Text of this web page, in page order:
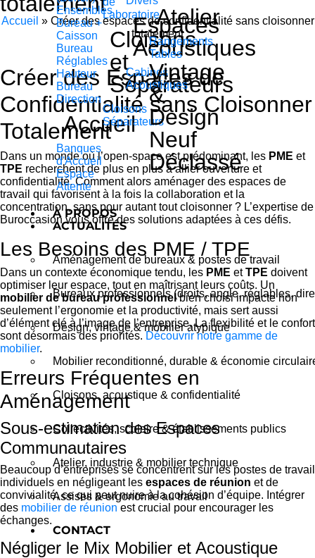
Ensembles
Bureau +
Caisson
Bureau
Réglables
Hauteur
Bureau
Direction
Accueil
Banques
d'Accueil
Espace
Attente
Laboratoire
Cloisons
et
Séparateurs
Cloisons
Séparateurs
Espaces
Acoustiques
Cabines
Acoustiques
Atelier
Rangements
Tables
Vintage
&
Design
Neuf
Déclassé
À PROPOS
ACTUALITÉS
Aménagement de bureaux & postes de travail
Bureaux professionnels (droits, angle, réglables,
Design, vintage & mobilier atypique
Mobilier reconditionné, durable & économie
Cloisons, acoustique & confidentialité
Collectivités, scolaire & établissements publics
Atelier, industrie & mobilier technique
Assises & ergonomie au travail
CONTACT
Accueil » Créer des espaces de confidentialité sans cloisonner
totalement
Créer des Espaces de
Confidentialité sans Cloisonner
Totalement
Dans un monde où l’open-space est prédominant, les PME et
TPE recherchent de plus en plus à allier ouverture et
confidentialité. Comment alors aménager des espaces de
travail qui favorisent à la fois la collaboration et la
concentration, sans pour autant tout cloisonner ? L’expertise de
Buroccasion vous offre des solutions adaptées à ces défis.
Les Besoins des PME / TPE
Dans un contexte économique tendu, les PME etTPE doivent
optimiser leur espace, tout en maîtrisant leurs coûts. Un
mobilier de bureau professionnelbien choisi impacte non
seulement l’ergonomie et la productivité, mais sert aussi
d’élément clé à l’image de l’entreprise. La flexibilité et le confort
sont désormais des priorités. Découvrir notre gamme de
mobilier.
Erreurs Fréquentes en
Aménagement
Sous-estimation des Espaces
Communautaires
Beaucoup d’entreprises se concentrent sur les postes de travail
individuels en négligeant les espaces de réunion et de
convivialité, ce qui peut nuire à la cohésion d’équipe. Intégrer
des mobilier de réunion est crucial pour encourager les
échanges.
Négliger le Mix Mobilier et Acoustique